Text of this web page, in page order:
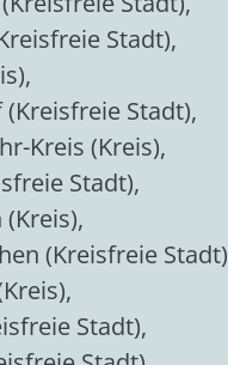
Stadt),
,
Stadt),
Kreis (Kreis),
Stadt),
,
(Kreisfreie Stadt)
,
Stadt),